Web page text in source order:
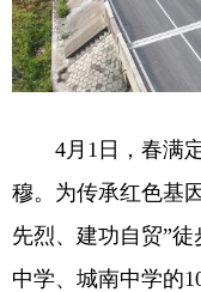
4月1日，春满定
穆。为传承红色基
先烈、建功自贸”
中学、城南中学的